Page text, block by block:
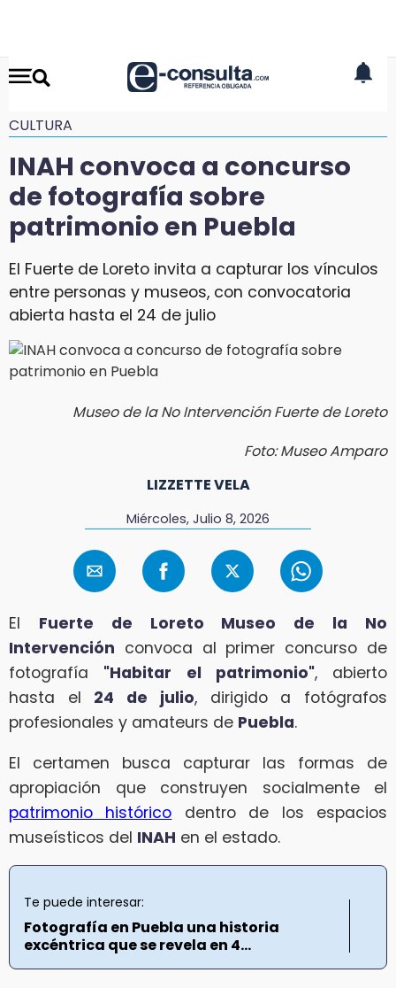
CULTURA
INAH convoca a concurso
de fotografía sobre
patrimonio en Puebla
El Fuerte de Loreto invita a capturar los vínculos
entre personas y museos, con convocatoria
abierta hasta el 24 de julio
Museo de la No Intervención Fuerte de Loreto
Foto: Museo Amparo
LIZZETTE VELA
Miércoles, Julio 8, 2026
El Fuerte de Loreto Museo de la No
Intervención convoca al primer concurso de
fotografía "Habitar el patrimonio", abierto
hasta el 24 de julio, dirigido a fotógrafos
profesionales y amateurs de Puebla.
El certamen busca capturar las formas de
apropiación que construyen socialmente el
patrimonio histórico dentro de los espacios
museísticos del INAH en el estado.
Te puede interesar:
Fotografía en Puebla una historia
excéntrica que se revela en 4...